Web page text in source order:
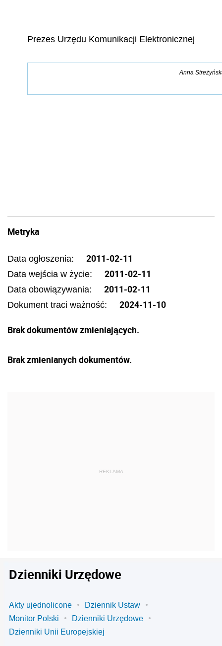
Prezes Urzędu Komunikacji Elektronicznej
Anna
Metryka
Data ogłoszenia: 2011-02-11
Data wejścia w życie: 2011-02-11
Data obowiązywania: 2011-02-11
Dokument traci ważność: 2024-11-10
Brak dokumentów zmieniających.
Brak zmienianych dokumentów.
Dzienniki Urzędowe
Akty ujednolicone
Dziennik Ustaw
Monitor Polski
Dzienniki Urzędowe
Dzienniki Unii Europejskiej